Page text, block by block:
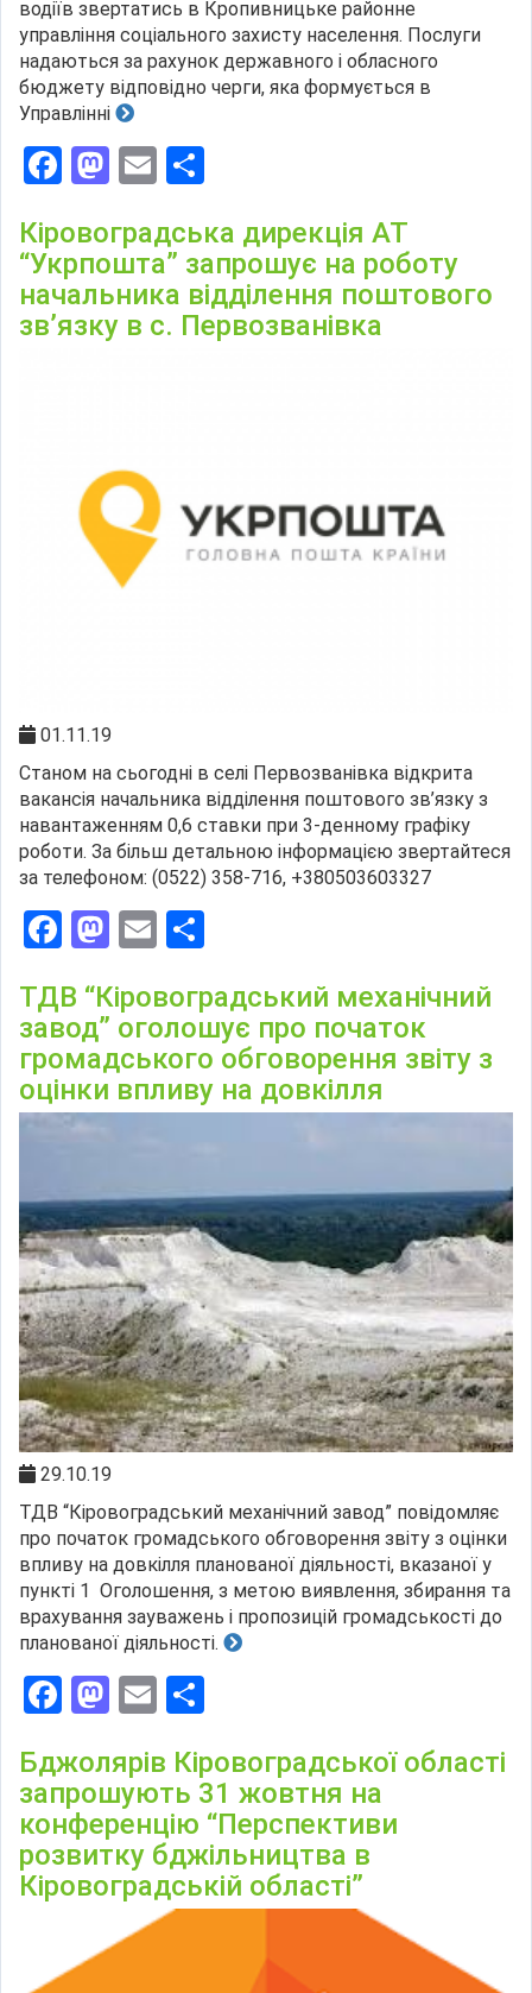
водіїв звертатись в Кропивницьке районне
управління соціального захисту населення. Послуги
надаються за рахунок державного і обласного
бюджету відповідно черги, яка формується в
Управлінні
Facebook
Mastodon
Email
Кіровоградська дирекція АТ
“Укрпошта” запрошує на роботу
начальника відділення поштового
зв’язку в с. Первозванівка
01.11.19
Станом на сьогодні в селі Первозванівка відкрита
вакансія начальника відділення поштового зв’язку з
навантаженням 0,6 ставки при 3-денному графіку
роботи. За більш детальною інформацією звертайтеся
за телефоном: (0522) 358-716, +380503603327
Facebook
Mastodon
Email
ТДВ “Кіровоградський механічний
завод” оголошує про початок
громадського обговорення звіту з
оцінки впливу на довкілля
29.10.19
ТДВ “Кіровоградський механічний завод” повідомляє
про початок громадського обговорення звіту з оцінки
впливу на довкілля планованої діяльності, вказаної у
пункті 1 Оголошення, з метою виявлення, збирання та
врахування зауважень і пропозицій громадськості до
планованої діяльності.
Facebook
Mastodon
Email
Бджолярів Кіровоградської області
запрошують 31 жовтня на
конференцію “Перспективи
розвитку бджільництва в
Кіровоградській області”